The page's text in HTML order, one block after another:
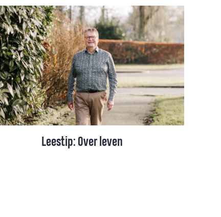
het boek van bisschop Mariann Budde, die
viraal ging met haar oproep aan president
Trump. De afgelopen maanden verschenen
er uiteenlopende leestips op Petrus. We
delen de boeken nogmaals, ter inspiratie
voor je vakantie. Welk leesvoer gaat mee in
jouw koffer?
Leestip: Over leven